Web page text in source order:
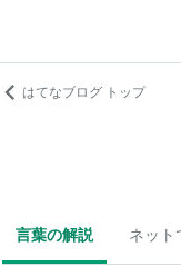
はてなブログ トップ
言葉の解説 ネット